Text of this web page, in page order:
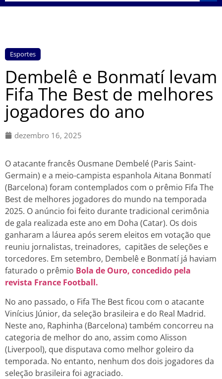
Esportes
Dembelê e Bonmatí levam
Fifa The Best de melhores
jogadores do ano
dezembro 16, 2025
O atacante francês Ousmane Dembelé (Paris Saint-
Germain) e a meio-campista espanhola Aitana Bonmatí
(Barcelona) foram contemplados com o prêmio Fifa The
Best de melhores jogadores do mundo na temporada
2025. O anúncio foi feito durante tradicional cerimônia
de gala realizada este ano em Doha (Catar). Os dois
ganharam a láurea após serem eleitos em votação que
reuniu jornalistas, treinadores, capitães de seleções e
torcedores. Em setembro, Dembelê e Bonmatí já haviam
faturado o prêmio Bola de Ouro, concedido pela
revista France Football.
No ano passado, o Fifa The Best ficou com o atacante
Vinícius Júnior, da seleção brasileira e do Real Madrid.
Neste ano, Raphinha (Barcelona) também concorreu na
categoria de melhor do ano, assim como Alisson
(Liverpool), que disputava como melhor goleiro da
temporada. No entanto, nenhum dos dois jogadores da
seleção brasileira foi agraciado.